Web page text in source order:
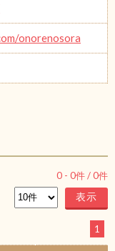
onorenosora
0 - 0件 /0件
1